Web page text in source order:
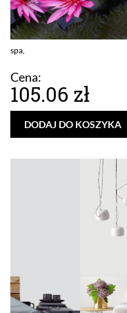
spa,
Cena:
105.06 zł
DODAJ DO KOSZYKA